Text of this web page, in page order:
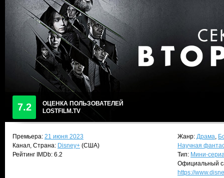
7.2
ОЦЕНКА ПОЛЬЗОВАТЕЛЕЙ
LOSTFILM.TV
Премьера: 21 июня 2023
Канал, Страна: Disney+ (США)
Рейтинг IMDb: 6.2
Жанр: Драма,
Научная
Тип: Мини-
Официальный
https://